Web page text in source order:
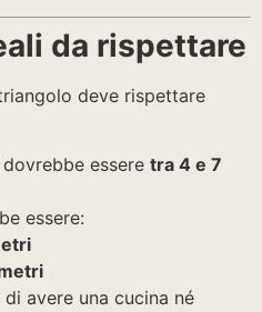
da rispettare
deve rispettare
essere tra 4 e 7
essere:
avere una cucina né